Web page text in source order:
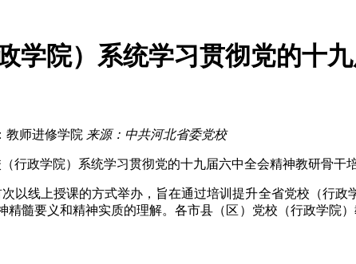
学院）系统学习贯彻党的十
教师进修学院 来源：中共河北省委党校
行政学院）系统学习贯彻党的十九届六中全会精神教研骨干
以线上授课的方式举办，旨在通过培训提升全省党校（行
精髓要义和精神实质的理解。各市县（区）党校（行政学院